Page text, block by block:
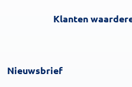
Klanten
Nieuwsbrief